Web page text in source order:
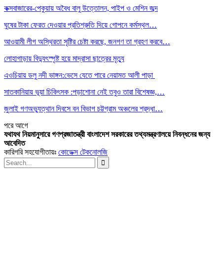
কক্সবাজারের-পেকুয়ায় অবৈধ বালু উত্তোলন, পাইপ ও মেশিন জব্দ
ঘুষের টাকা ফেরত দেওয়ার প্রতিশ্রুতি দিয়ে গোপনে কর্মস্থল…
আওয়ামী লীগ অস্থিরতা সৃষ্টির চেষ্টা করছে, জনগণ তা গ্রহণ করবে…
লোহাগাড়ায় বিদ্যুৎস্পৃষ্ট হয়ে মাদ্রাসা ছাত্রের মৃত্যু
এওচিয়ায় ডলু নদী ভাঙ্গন:ভেসে যেতে পারে নেয়ামত আলী পাড়া
সাতকানিয়ায় ভূয়া চিকিৎসক :পড়াশোনা নেই তবুও তারা বিশেষজ্ঞ,…
জুলাই গণঅভ্যুত্থান দিবসে বন বিভাগ চট্টগ্রাম অঞ্চলের শ্রদ্ধা…
পরেআগে
যথাযথ নিয়মানুসারে গণপ্রজাতন্ত্রী বাংলাদেশ সরকারের তথ্যমন্ত্রণালয়ে নিবন্ধনের জন্য
আবেদিত
কারিগরি সহযোগীতায়ঃ কোডেক্স টেকনোলজি